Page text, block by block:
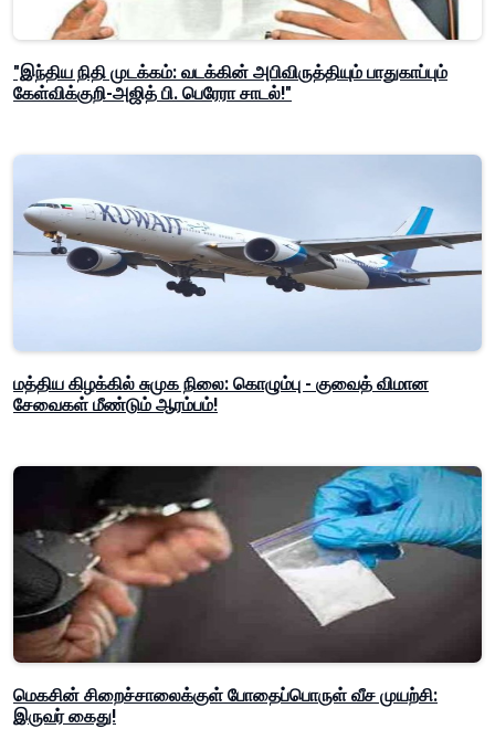
"இந்திய நிதி முடக்கம்: வடக்கின் அபிவிருத்தியும் பாதுகாப்பும்
கேள்விக்குறி-அஜித் பி. பெரேரா சாடல்!"
மத்திய கிழக்கில் சுமுக நிலை: கொழும்பு - குவைத் விமான
சேவைகள் மீண்டும் ஆரம்பம்!
மெகசின் சிறைச்சாலைக்குள் போதைப்பொருள் வீச முயற்சி:
இருவர் கைது!